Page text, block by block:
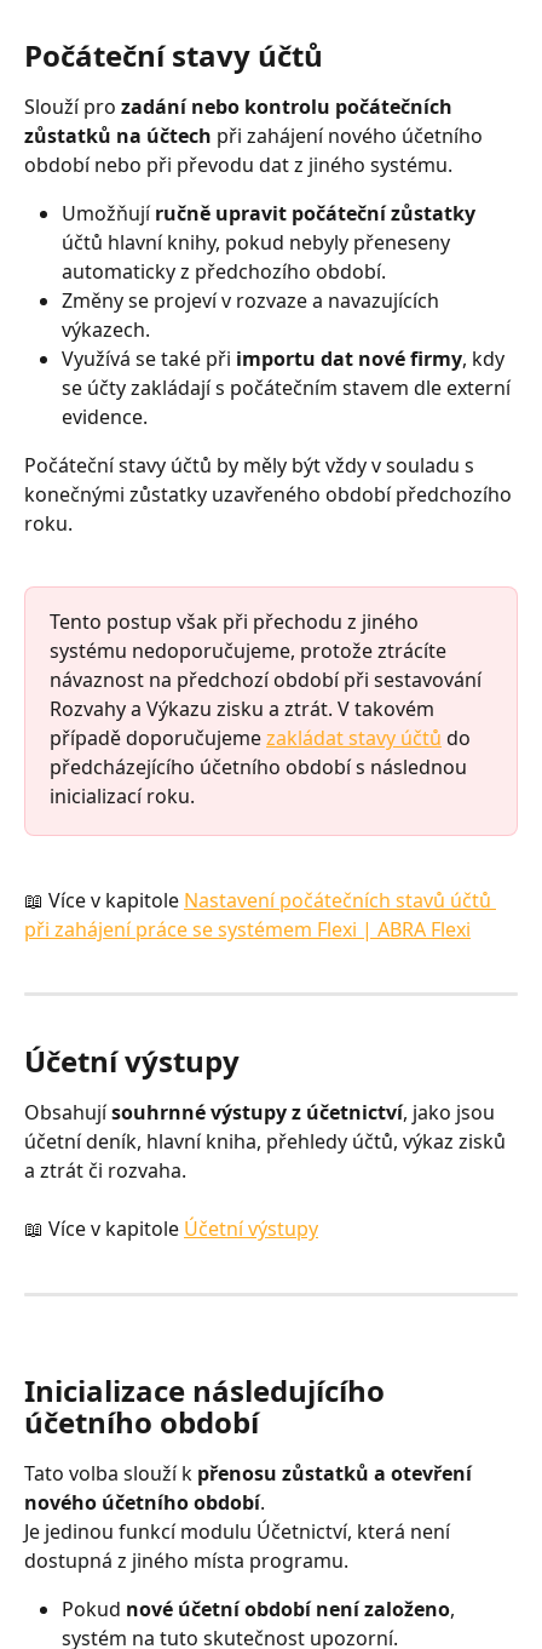
Počáteční stavy účtů
Slouží pro zadání nebo kontrolu počátečních
zůstatků na účtech při zahájení nového účetního
období nebo při převodu dat z jiného systému.
Umožňují ručně upravit počáteční zůstatky
účtů hlavní knihy, pokud nebyly přeneseny
automaticky z předchozího období.
Změny se projeví v rozvaze a navazujících
výkazech.
Využívá se také při importu dat nové firmy, kdy
se účty zakládají s počátečním stavem dle externí
evidence.
Počáteční stavy účtů by měly být vždy v souladu s
konečnými zůstatky uzavřeného období předchozího
roku.
Tento postup však při přechodu z jiného
systému nedoporučujeme, protože ztrácíte
návaznost na předchozí období při sestavování
Rozvahy a Výkazu zisku a ztrát. V takovém
případě doporučujeme zakládat stavy účtů do
předcházejícího účetního období s následnou
inicializací roku.
📖 Více v kapitole Nastavení počátečních stavů účtů
při zahájení práce se systémem Flexi | ABRA Flexi
Účetní výstupy
Obsahují souhrnné výstupy z účetnictví, jako jsou
účetní deník, hlavní kniha, přehledy účtů, výkaz zisků
a ztrát či rozvaha.
📖 Více v kapitole Účetní výstupy
Inicializace následujícího
účetního období
Tato volba slouží k přenosu zůstatků a otevření
nového účetního období.
Je jedinou funkcí modulu Účetnictví, která není
dostupná z jiného místa programu.
Pokud nové účetní období není založeno,
systém na tuto skutečnost upozorní.